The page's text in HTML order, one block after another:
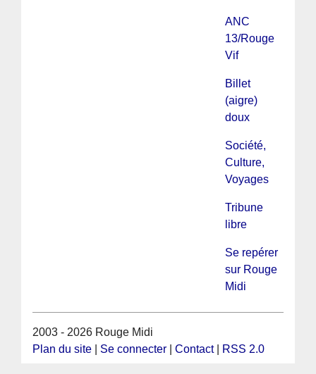
ANC
13/Rouge
Vif
Billet
(aigre)
doux
Société,
Culture,
Voyages
Tribune
libre
Se repérer
sur Rouge
Midi
2003 - 2026 Rouge Midi
Plan du site
Se connecter |Contact| RSS 2.0